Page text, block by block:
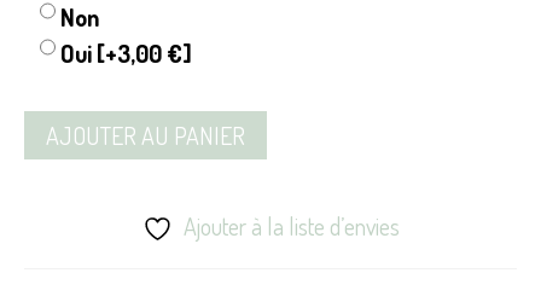
Non
Oui[+3,00 €]
AJOUTER AU PANIER
Ajouter à la liste d’envies